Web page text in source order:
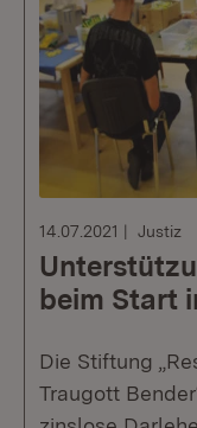
14.07.2021 Justiz
beim Start
Die Stiftung
Traugott